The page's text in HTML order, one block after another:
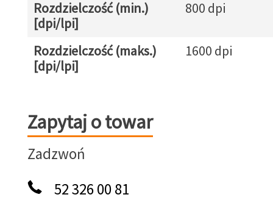
Rozdzielczość (min.)
[dpi/lpi]
800 dpi
Rozdzielczość (maks.)
[dpi/lpi]
1600 dpi
Zapytaj o towar
Zapytaj o towar
Zadzwoń
52 326 00 81